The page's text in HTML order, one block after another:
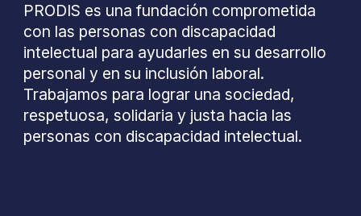
PRODIS es una fundación comprometida
con las personas con discapacidad
intelectual para ayudarles en su desarrollo
personal y en su inclusión laboral.
Trabajamos para lograr una sociedad,
respetuosa, solidaria y justa hacia las
personas con discapacidad intelectual.